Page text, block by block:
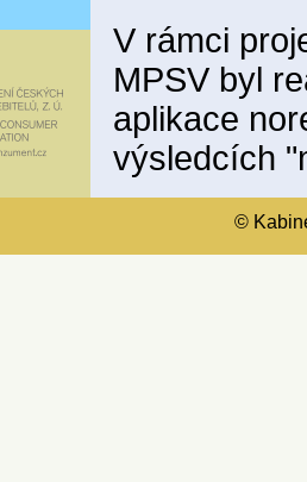
V rámci
MPSV byl
aplikace
výsledcích
©